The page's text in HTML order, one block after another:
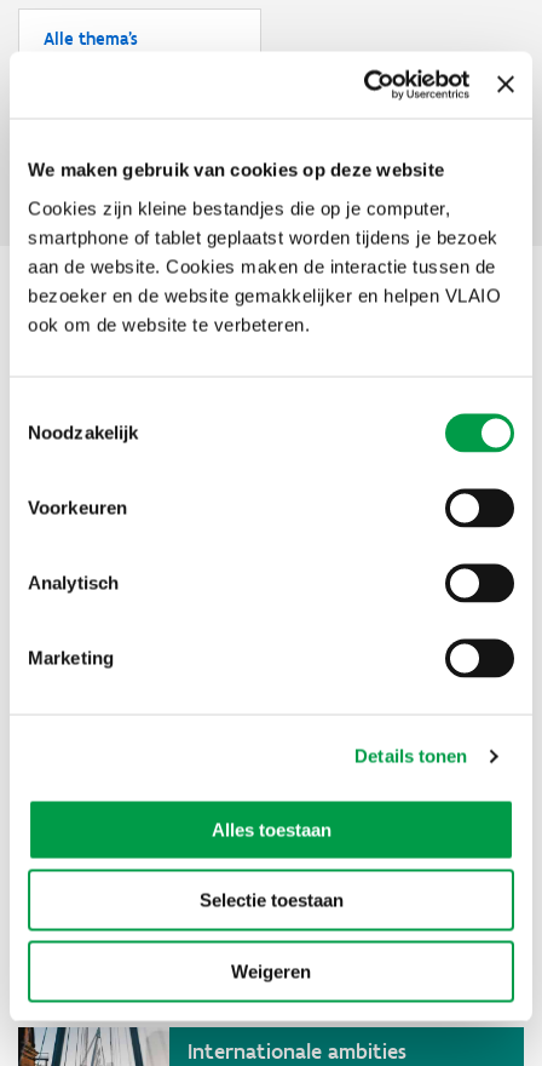
We maken gebruik van cookies op deze website
Cookies zijn kleine bestandjes die op je computer,
smartphone of tablet geplaatst worden tijdens je bezoek
aan de website. Cookies maken de interactie tussen de
bezoeker en de website gemakkelijker en helpen VLAIO
ook om de website te verbeteren.
Noodzakelijk
Voorkeuren
Analytisch
Marketing
Details tonen
Alles toestaan
Selectie toestaan
Weigeren
Alle thema's
Alle steunmaatregelen van A-Z
Laatste wijzigingen
Subsidiegidsen
6 aug 2026
Duurzaam ondernemen
Laatst aangepast op6 aug 2026
Aanwerven en opleiden
Laatst aangepast op
Internationale ambities